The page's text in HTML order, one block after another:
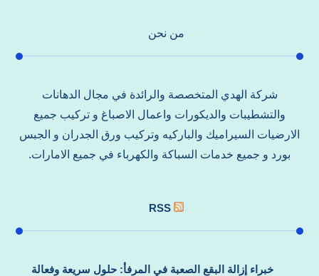
من نحن
شركة الهدي المتخصصة والرائدة في مجال الدهانات
والتشطيبات والديكورات واعمال الاصباغ و تركيب جميع
الارضيات السيراميك والباركيه وتركيب ورق الجدران و الجبس
بورد و جميع خدمات السباكة والكهرباء في جميع الامارات.
RSS
خبراء إزالة البقع الصعبة في المرفأ: حلول سريعة وفعالة